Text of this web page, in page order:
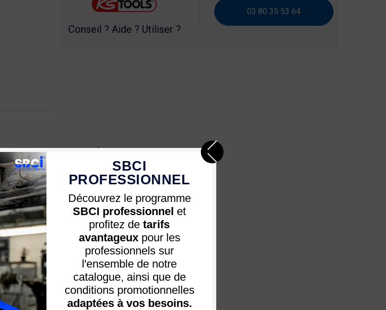
Conseil ? Aide ? Utiliser ?
03 80 35 53 64
vous recommandons
stock
SBCI
PROFESSIONNEL
Découvrez le programme
SBCI professionnel et
profitez de tarifs
avantageuxpour les
professionnels sur
l'ensemble de notre
catalogue, ainsi que de
conditions promotionnelles
adaptées à vos besoins.